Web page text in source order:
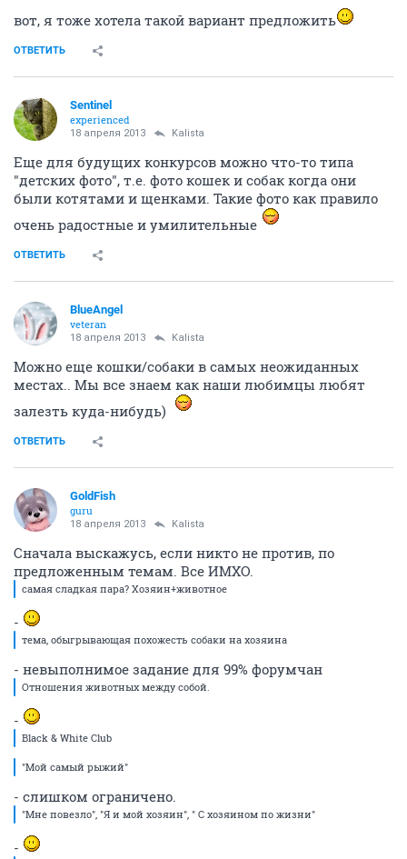
вот, я тоже хотела такой вариант предложить
ОТВЕТИТЬ
Sentinel
experienced
18 апреля 2013 Kalista
Еще для будущих конкурсов можно что-то типа
"детских фото", т.е. фото кошек и собак когда они
были котятами и щенками. Такие фото как правило
очень радостные и умилительные
ОТВЕТИТЬ
BlueAngel
veteran
18 апреля 2013 Kalista
Можно еще кошки/собаки в самых неожиданных
местах.. Мы все знаем как наши любимцы любят
залезть куда-нибудь)
ОТВЕТИТЬ
GoldFish
guru
18 апреля 2013 Kalista
Сначала выскажусь, если никто не против, по
предложенным темам. Все ИМХО.
самая сладкая пара? Хозяин+животное
-
тема, обыгрывающая похожесть собаки на хозяина
- невыполнимое задание для 99% форумчан
Отношения животных между собой.
-
Black & White Club
"Мой самый рыжий"
- слишком ограничено.
"Мне повезло", "Я и мой хозяин", " С хозяином по жизни"
-